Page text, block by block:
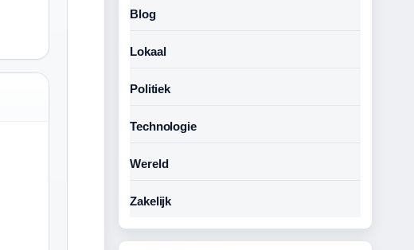
Blog
Lokaal
Politiek
Technologie
Wereld
Zakelijk